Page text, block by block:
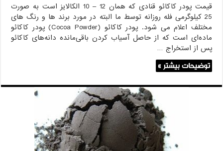
قیمت پودر کاکائو قنادی که همان 12 – 10 الکالایز است به صورت
25 کیلوگرمی فله روزانه توسط ما البته در مورد برند ها و رنگ های
مختلف اعلام می شود. پودر کاکائو (Cocoa Powder) پودر کاکائو
ماده‌ای است که از حاصل آسیاب کردن باقی‌مانده دانه‌های کاکائو
پس از استخراج …
توضیحات بیشتر »